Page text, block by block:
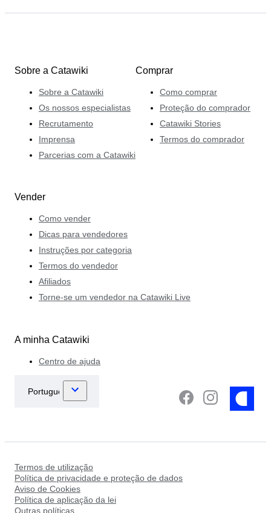
Sobre a Catawiki
Sobre a Catawiki
Os nossos especialistas
Recrutamento
Imprensa
Parcerias com a Catawiki
Comprar
Como comprar
Proteção do comprador
Catawiki Stories
Termos do comprador
Vender
Como vender
Dicas para vendedores
Instruções por categoria
Termos do vendedor
Afiliados
Torne-se um vendedor na Catawiki Live
A minha Catawiki
Centro de ajuda
Termos de utilização
Política de privacidade e proteção de dados
Aviso de Cookies
Política de aplicação da lei
Outras políticas